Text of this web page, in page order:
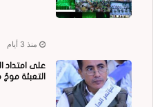
منذ 3 أيام
على امتداد
التعبئة